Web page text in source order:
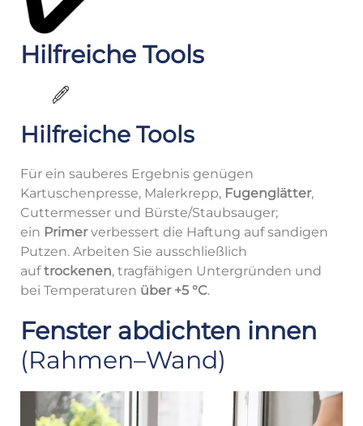
Hilfreiche Tools
Hilfreiche Tools
Für ein sauberes Ergebnis genügen
Kartuschenpresse, Malerkrepp, Fugenglätter,
Cuttermesser und Bürste/Staubsauger;
ein Primerverbessert die Haftung auf sandigen
Putzen. Arbeiten Sie ausschließlich
auftrockenen, tragfähigen Untergründen und
bei Temperaturen über +5 °C.
Fenster abdichten innen
(Rahmen–Wand)